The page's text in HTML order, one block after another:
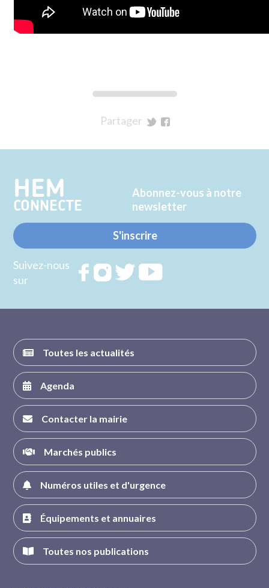
Partager
Twitter
Facebook
HEM
CONNECTE
Abonnez-vous à notre
newsletter
S'inscrire
Suivez-nous
sur
RejoignezRejoignezRejoignez
Toutes les actualités
Agenda
Contacter la mairie
Marchés publics
Numéros utiles et d'urgence
Équipements et annuaires
Toutes nos publications